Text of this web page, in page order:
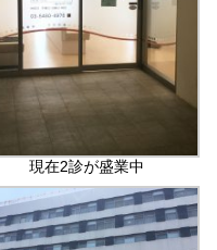
現在2診が盛業中